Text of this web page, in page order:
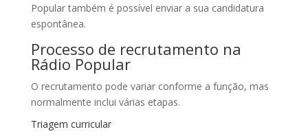
Popular também é possível enviar a sua candidatura
espontânea.
Processo de recrutamento na
Rádio Popular
O recrutamento pode variar conforme a função, mas
normalmente inclui várias etapas.
Triagem curricular